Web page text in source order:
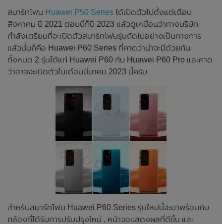
สมาร์ทโฟน Huawei P50 Series ได้เปิดตัวไปตั้งแต่เดือน
สิงหาคม ปี 2021 ตอนนี้ก็ปี 2023 แล้วดูเหมือนว่าทางบริษัท
กำลังเตรียมที่จะเปิดตัวสมาร์ทโฟนรุ่นถัดไปอย่างเป็นทางการ
แล้วนั่นก็คือ Huawei P60 Series ที่คาดว่าน่าจะมีด้วยกัน
ทั้งหมด 2 รุ่นได้แก่ Huawei P60 กับ Huawei P60 Pro และคาด
ว่าอาจจะเปิดตัวในเดือนมีนาคม 2023 นี้ครับ
สำหรับสมาร์ทโฟน Huawei P60 Series รุ่นใหม่นี้จะมาพร้อมกับ
กล้องที่ได้รับการปรับปรุงใหม่ , หน้าจอแสดงผลที่ดีขึ้น และ